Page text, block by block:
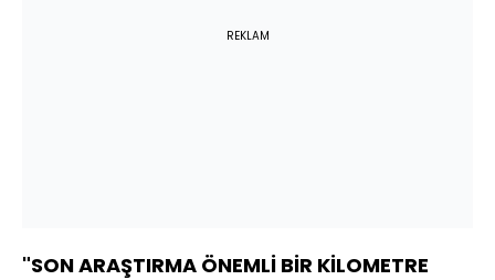
REKLAM
"SON ARAŞTIRMA ÖNEMLİ BİR KİLOMETRE